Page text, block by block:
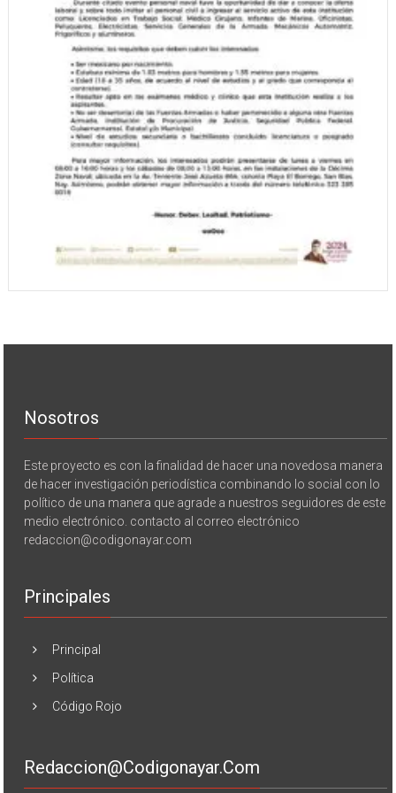
Nosotros
Este proyecto es con la finalidad de hacer una novedosa manera
de hacer investigación periodística combinando lo social con lo
político de una manera que agrade a nuestros seguidores de este
medio electrónico. contacto al correo electrónico
redaccion@codigonayar.com
Principales
Principal
Política
Código Rojo
Redaccion@codigonayar.com